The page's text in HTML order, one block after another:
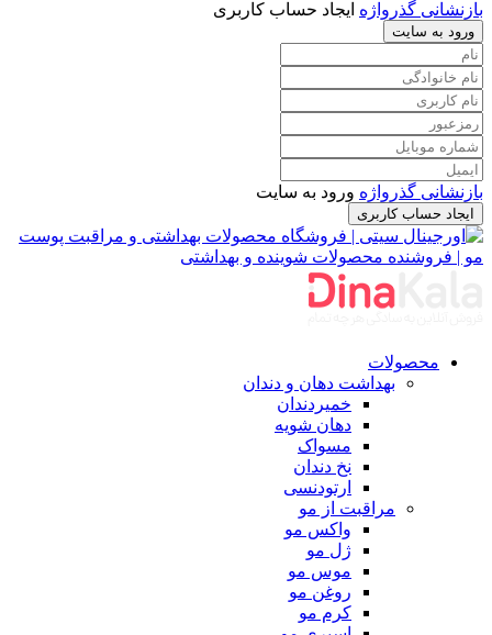
بازنشانی گذرواژه ایجاد حساب کاربری
ورود به سایت
بازنشانی گذرواژه ورود به سایت
ایجاد حساب کاربری
محصولات
بهداشت دهان و دندان
خمیردندان
دهان شویه
مسواک
نخ دندان
ارتودنسی
مراقبت از مو
واکس مو
ژل مو
موس مو
روغن مو
کرم مو